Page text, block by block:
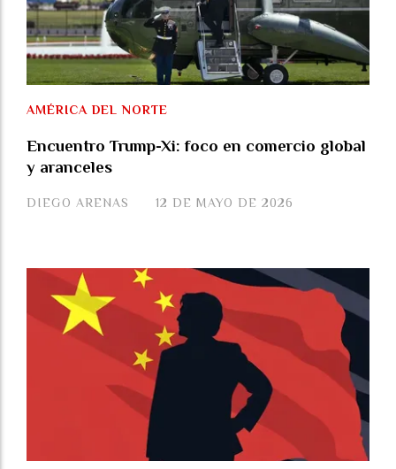
Encuentro Trump-Xi: foco en comercio global
y aranceles
DIEGO ARENAS
AMÉRICA DEL NORTE
12 DE MAYO DE 2026